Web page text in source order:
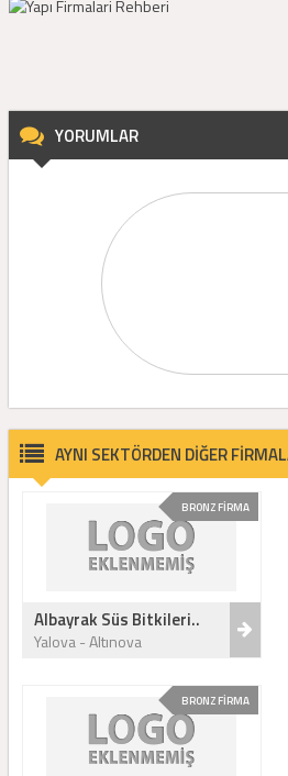
YORUMLAR
AYNI SEKTÖRDEN DİĞER
BRONZ FİRMA
Albayrak Süs Bitkileri..
Yalova - Altınova
BRONZ FİRMA